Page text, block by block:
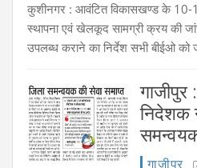
कुशीनगर : आवंटित विकासखण्ड के 10-
स्थापना एवं खेलकूद सामग्री क्रय की
उपलब्ध कराने का निर्देश सभी बीईओ को
गाजीपुर
निदेशक
गाजीपुर